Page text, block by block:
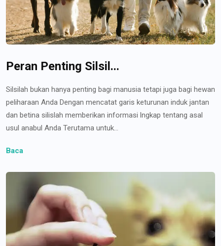
Peran Penting Silsil...
Silsilah bukan hanya penting bagi manusia tetapi juga bagi hewan
peliharaan Anda Dengan mencatat garis keturunan induk jantan
dan betina silislah memberikan informasi lngkap tentang asal
usul anabul Anda Terutama untuk...
Baca